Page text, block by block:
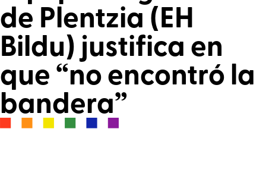
Seguros
de Plentzia (EH
Bildu) justifica en
que “no encontró la
bandera”